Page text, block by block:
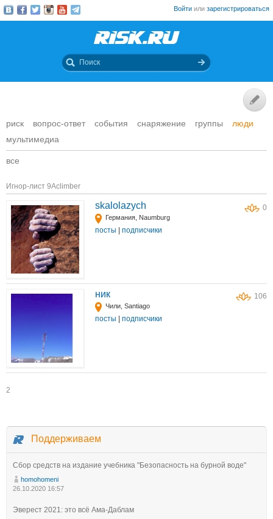
Войти или зарегистрироваться
риск вопрос-ответ события снаряжение группы
люди
мультимедиа
все
Игнор-лист 9Aclimber
0
skalolazych
Германия, Naumburg
посты подписчики
106
ник
Чили, Santiago
посты подписчики
2
Поддерживаем
Сбор средств на издание учебника "Безопасность на бурной воде"
homohomeni
26.10.2020 16:57
Эверест 2021: это всё Ама-Даблам